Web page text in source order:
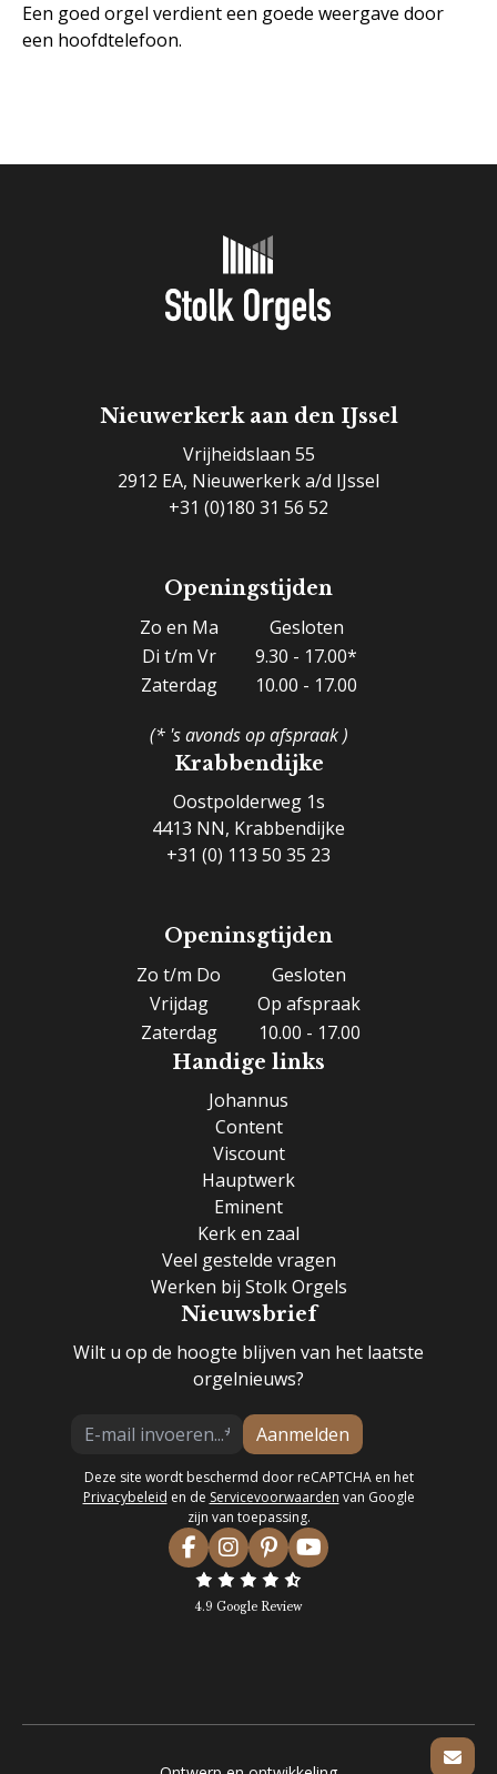
Een goed orgel verdient een goede weergave door
een hoofdtelefoon.
Nieuwerkerk aan den IJssel
Vrijheidslaan 55
2912 EA, Nieuwerkerk a/d IJssel
+31 (0)180 31 56 52
Openingstijden
Zo en Ma
Gesloten
Di t/m Vr
9.30 - 17.00*
Zaterdag
10.00 - 17.00
(* 's avonds op afspraak )
Krabbendijke
Oostpolderweg 1s
4413 NN, Krabbendijke
+31 (0) 113 50 35 23
Openinsgtijden
Zo t/m Do
Gesloten
Vrijdag
Op afspraak
Zaterdag
10.00 - 17.00
Handige links
Johannus
Content
Viscount
Hauptwerk
Eminent
Kerk en zaal
Veel gestelde vragen
Werken bij Stolk Orgels
Nieuwsbrief
Wilt u op de hoogte blijven van het laatste
orgelnieuws?
Aanmelden
Deze site wordt beschermd door reCAPTCHA en het
Privacybeleid en de Servicevoorwaarden van Google
zijn van toepassing.
4.9 Google Review